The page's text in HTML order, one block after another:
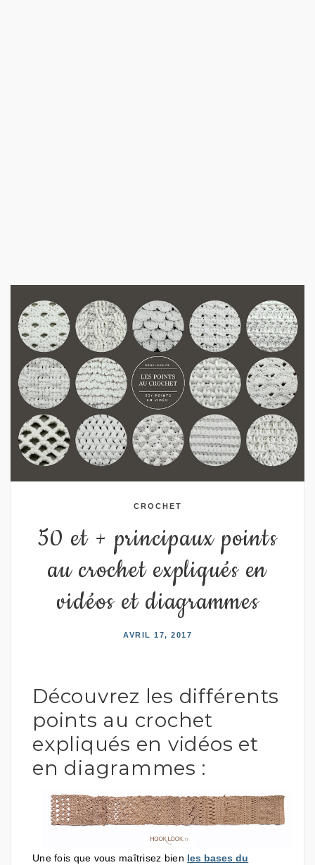
CROCHET
50 et + principaux points
au crochet expliqués en
vidéos et diagrammes
AVRIL 17, 2017
Découvrez les différents
points au crochet
expliqués en vidéos et
en diagrammes :
Une fois que vous maîtrisez bien les bases du